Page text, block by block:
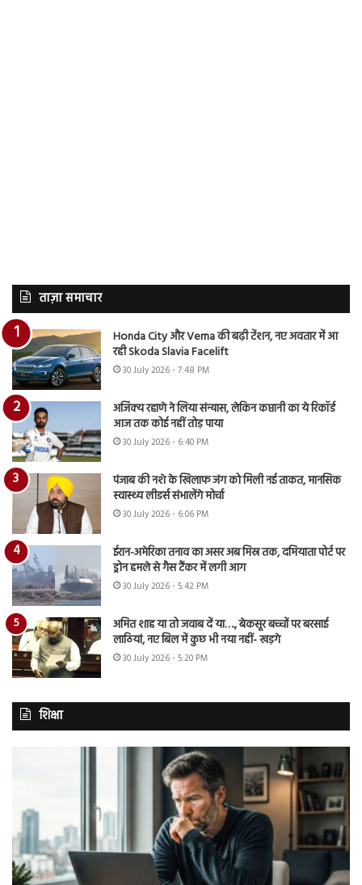
ताज़ा समाचार
Honda City और Verna की बढ़ी टेंशन, नए अवतार में आ
रही Skoda Slavia Facelift
30 July 2026 - 7:48 PM
अजिंक्य रहाणे ने लिया संन्यास, लेकिन कप्तानी का ये रिकॉर्ड
आज तक कोई नहीं तोड़ पाया
30 July 2026 - 6:40 PM
पंजाब की नशे के खिलाफ जंग को मिली नई ताकत, मानसिक
स्वास्थ्य लीडर्स संभालेंगे मोर्चा
30 July 2026 - 6:06 PM
ईरान-अमेरिका तनाव का असर अब मिस्र तक, दमियाता पोर्ट पर
ड्रोन हमले से गैस टैंकर में लगी आग
30 July 2026 - 5:42 PM
अमित शाह या तो जवाब दें या…., बेकसूर बच्चों पर बरसाई
लाठियां, नए बिल में कुछ भी नया नहीं- खड़गे
30 July 2026 - 5:20 PM
शिक्षा